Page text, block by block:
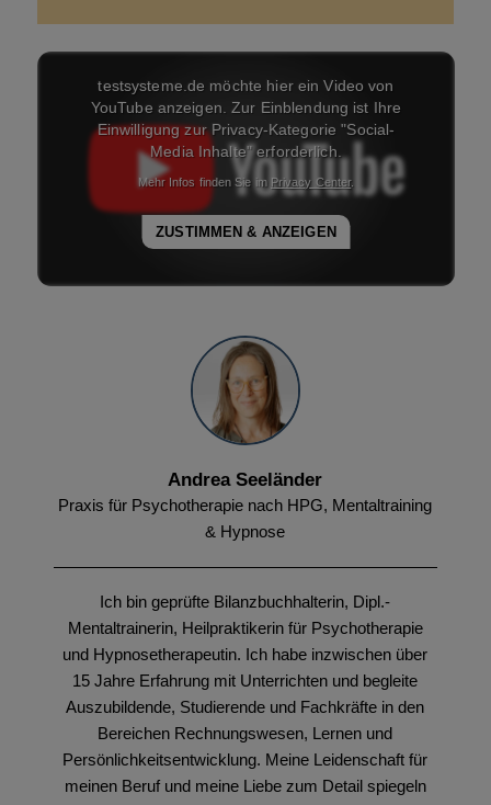
Andrea Seeländer
Praxis für Psychotherapie nach HPG, Mentaltraining
& Hypnose
Ich bin geprüfte Bilanzbuchhalterin, Dipl.-
Mentaltrainerin, Heilpraktikerin für Psychotherapie
und Hypnosetherapeutin. Ich habe inzwischen über
15 Jahre Erfahrung mit Unterrichten und begleite
Auszubildende, Studierende und Fachkräfte in den
Bereichen Rechnungswesen, Lernen und
Persönlichkeitsentwicklung. Meine Leidenschaft für
meinen Beruf und meine Liebe zum Detail spiegeln